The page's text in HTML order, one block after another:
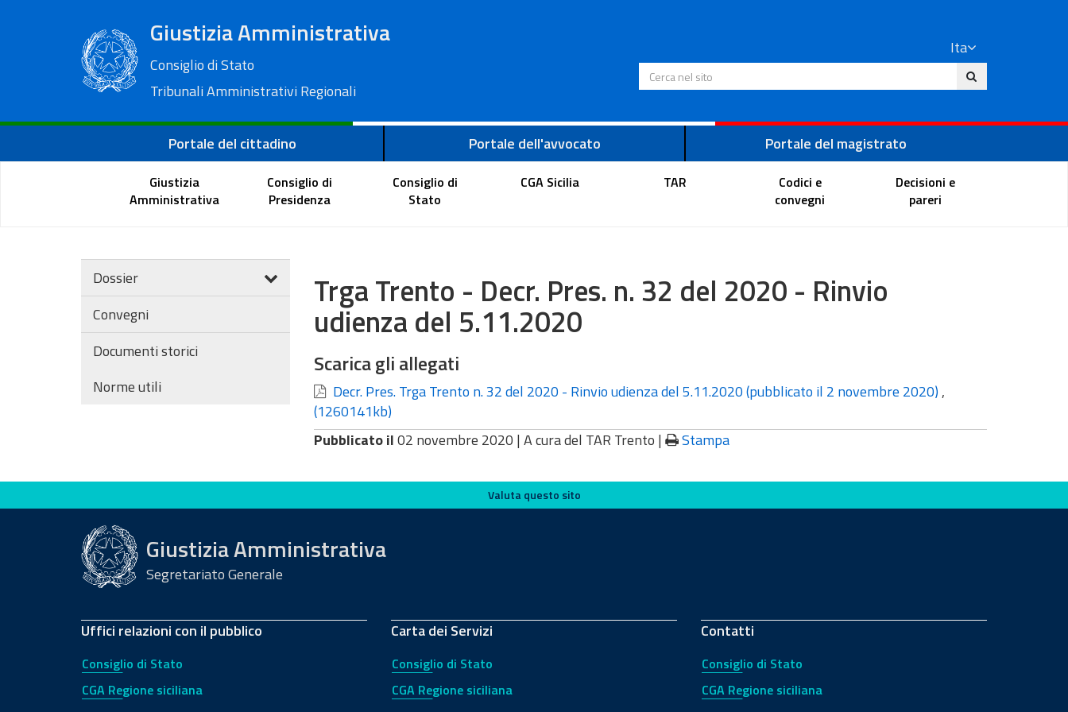
Giustizia Amministrativa
Consiglio di Stato
Tribunali Amministrativi Regionali
Ita
Cerca nel sito
Portale del cittadino Portale dell'avvocato Portale del magistrato
Giustizia
Amministrativa
Consiglio di
Presidenza
Consiglio di
Stato
CGA Sicilia TAR
Codici e
convegni
Decisioni e
pareri
Dossier
Convegni
Documenti storici
Norme utili
Trga Trento - Decr. Pres. n. 32 del 2020 - Rinvio
udienza del 5.11.2020
Scarica gli allegati
Decr. Pres. Trga Trento n. 32 del 2020 - Rinvio udienza del 5.11.2020 (pubblicato il 2 novembre 2020) ,
(1260141kb)
Pubblicato il02 novembre 2020 | A cura del TAR Trento | Stampa
Valuta questo sito Valuta questo sito
Giustizia Amministrativa
Segretariato Generale
Uffici relazioni con il pubblico
Consiglio di Stato
CGA Regione siciliana
Carta dei Servizi
Consiglio di Stato
CGA Regione siciliana
Contatti
Consiglio di Stato
CGA Regione siciliana